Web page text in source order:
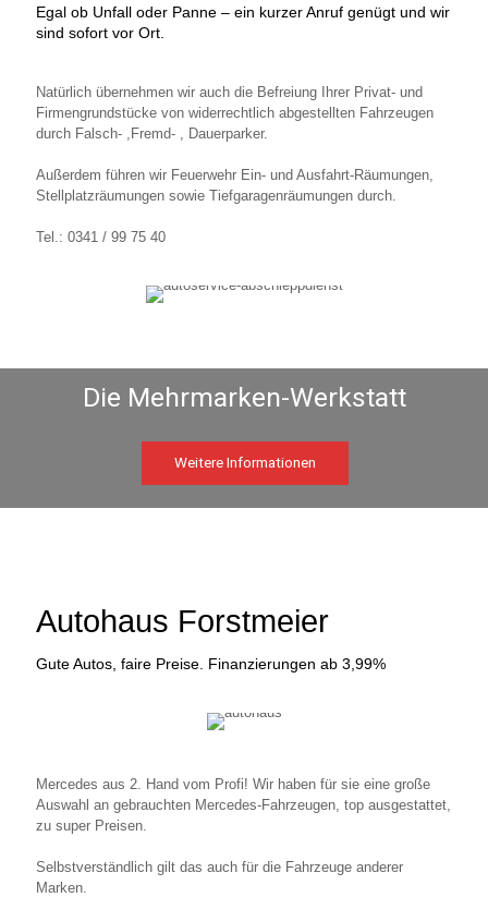
Egal ob Unfall oder Panne – ein kurzer Anruf genügt und wir
sind sofort vor Ort.
Natürlich übernehmen wir auch die Befreiung Ihrer Privat- und
Firmengrundstücke von widerrechtlich abgestellten Fahrzeugen
durch Falsch- ,Fremd- , Dauerparker.
Außerdem führen wir Feuerwehr Ein- und Ausfahrt-Räumungen,
Stellplatzräumungen sowie Tiefgaragenräumungen durch.
Tel.: 0341 / 99 75 40
Weitere Informationen
Autohaus Forstmeier
Gute Autos, faire Preise. Finanzierungen ab 3,99%
Mercedes aus 2. Hand vom Profi! Wir haben für sie eine große
Auswahl an gebrauchten Mercedes-Fahrzeugen, top ausgestattet,
zu super Preisen.
Selbstverständlich gilt das auch für die Fahrzeuge anderer
Marken.